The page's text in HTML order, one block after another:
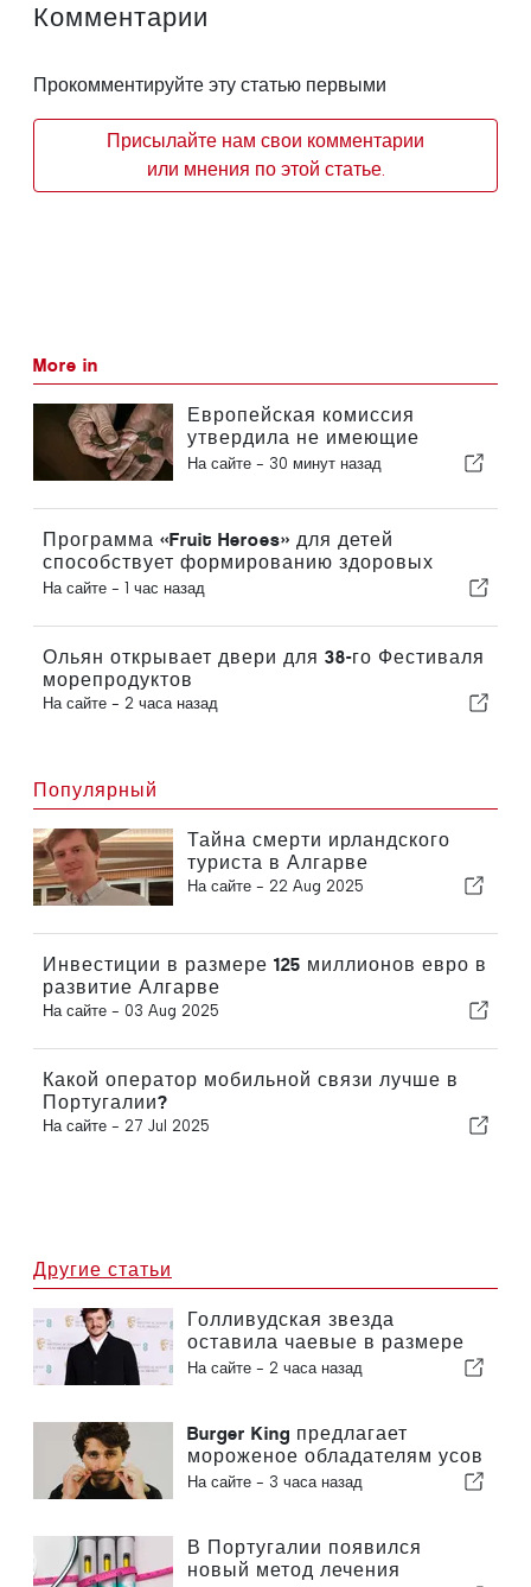
Комментарии
Прокомментируйте эту статью первыми
Присылайте нам свои комментарии
или мнения по этой статье.
More in
Европейская комиссия
утвердила не имеющие
обязательной силы
дополнительным пенсионным
накоплениям
На сайте - 30 минут назад
Программа «Fruit Heroes» для детей
способствует формированию здоровых
пищевых привычек в школах Алгарве
На сайте - 1 час назад
Ольян открывает двери для 38-го Фестиваля
морепродуктов
На сайте - 2 часа назад
Популярный
Тайна смерти ирландского
туриста в Алгарве
На сайте - 22 Aug 2025
Инвестиции в размере 125 миллионов евро в
развитие Алгарве
На сайте - 03 Aug 2025
Какой оператор мобильной связи лучше в
Португалии?
На сайте - 27 Jul 2025
Другие статьи
Голливудская звезда
оставила чаевые в размере
200 евро в ресторане в
На сайте - 2 часа назад
Burger King предлагает
мороженое обладателям усов
в Португалии
На сайте - 3 часа назад
В Португалии появился
новый метод лечения